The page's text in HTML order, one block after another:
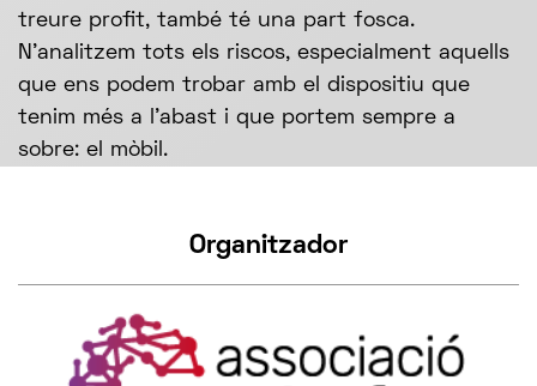
treure profit, també té una part fosca.
N'analitzem tots els riscos, especialment aquells
que ens podem trobar amb el dispositiu que
tenim més a l'abast i que portem sempre a
sobre: el mòbil.
Organitzador